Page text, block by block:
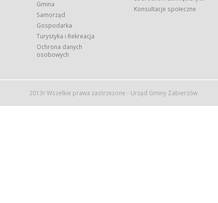
Gmina
Samorząd
Gospodarka
Turystyka i Rekreacja
Ochrona danych
osobowych
Konsultacje społeczne
2013r Wszelkie prawa zastrzeżone - Urząd Gminy Zabierzów